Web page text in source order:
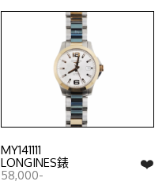
MY141111
❤️
LONGINES錶
58,000-